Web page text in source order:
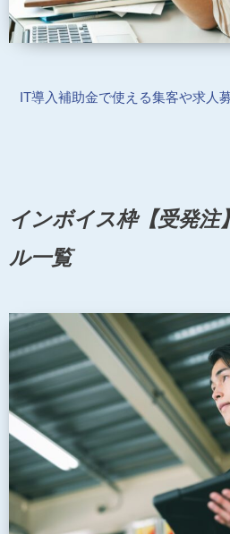
IT導入補助金で使える集客や求人
インボイス枠【受発注
ル一覧